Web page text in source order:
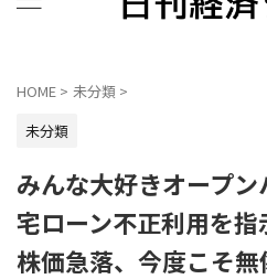
HOME > 未分類 >
未分類
みんな大好きオープ
宅ローン不正利用を
株価急落、今度こそ